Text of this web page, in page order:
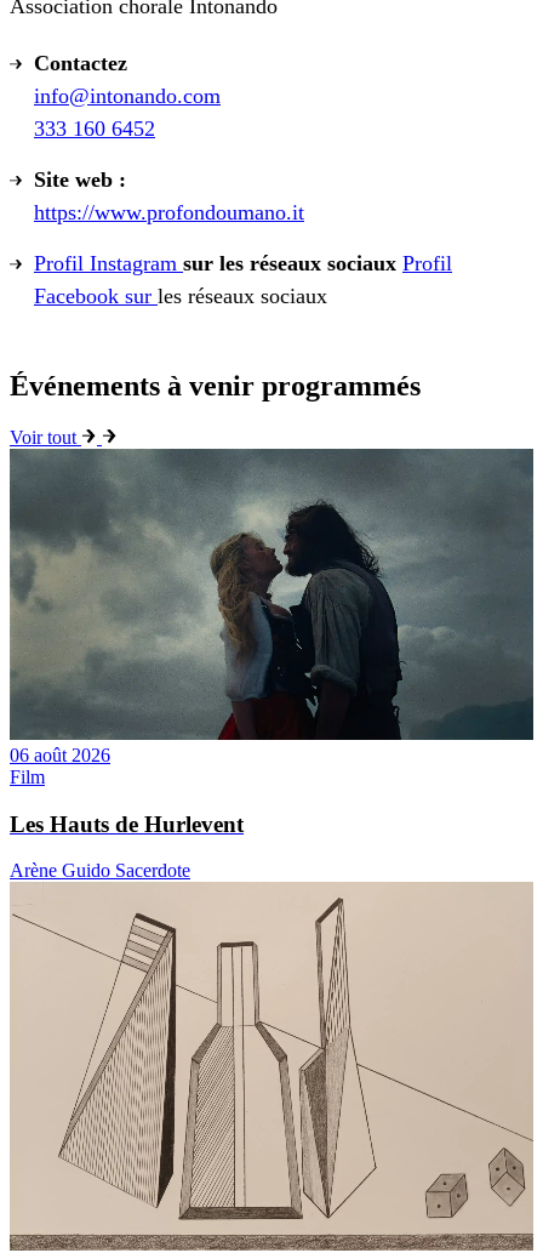
Association chorale Intonando
Contactez
info@intonando.com
333 160 6452
Site web :
https://www.profondoumano.it
Profil Instagram sur les réseaux sociaux Profil
Facebook sur les réseaux sociaux
Événements à venir programmés
Voir tout
06 août 2026
Film
Les Hauts de Hurlevent
Arène Guido Sacerdote